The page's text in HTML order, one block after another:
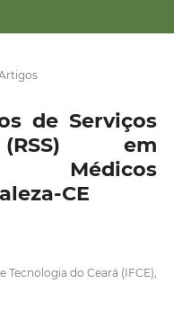
de Serviços
em
Médicos
CE
do Ceará (IFCE),